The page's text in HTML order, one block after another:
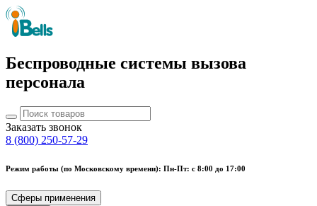
Беспроводные системы вызова
персонала
Заказать звонок
8 (800) 250-57-29
Режим работы (по Московскому времени): Пн-Пт: с 8:00 до 17:00
Сферы применения